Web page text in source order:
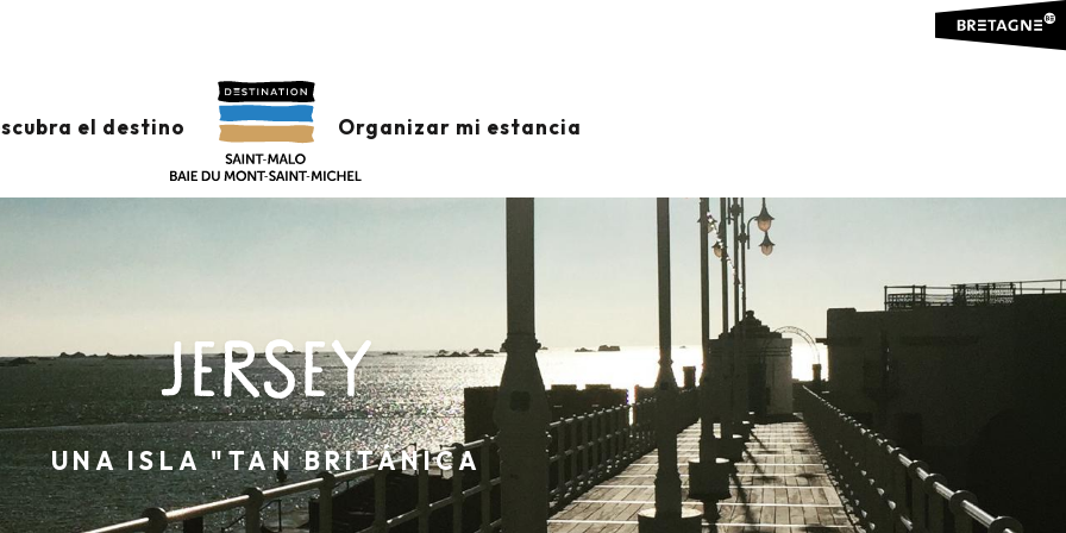
el destino Organizar mi estancia
JERSEY
UNA ISLA "TAN BRITÁNICA